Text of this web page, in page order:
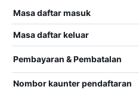
Masa daftar masuk
Masa daftar keluar
Pembayaran & Pembatalan
Nombor kaunter pendaftaran